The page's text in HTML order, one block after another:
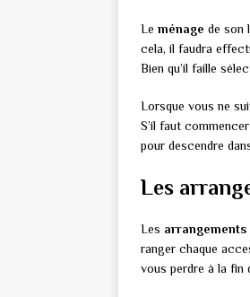
Le ménage de son
cela, il faudra
Bien qu’il faille
Lorsque vous ne
S’il faut
pour descendre
Les
Les arrangements
ranger chaque
vous perdre à la fin